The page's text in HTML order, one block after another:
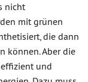
nicht
mit grünen
die dann
können. Aber die
und